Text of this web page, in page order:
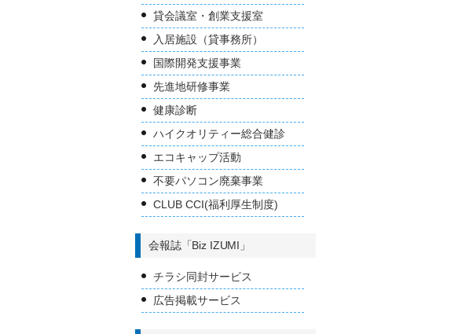
貸会議室・創業支援室
入居施設（貸事務所）
国際開発支援事業
先進地研修事業
健康診断
ハイクオリティー総合健診
エコキャップ活動
不要パソコン廃棄事業
CLUB CCI(福利厚生制度)
会報誌「Biz IZUMI」
チラシ同封サービス
広告掲載サービス